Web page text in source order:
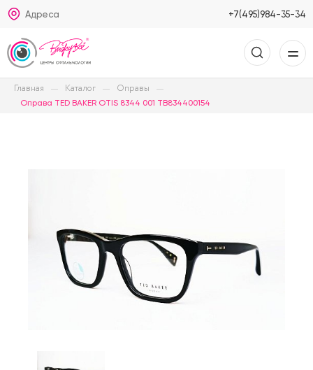
Адреса +7(495)984-35-34
Главная Каталог Оправы
Оправа TED BAKER OTIS 8344 001 TB834400154